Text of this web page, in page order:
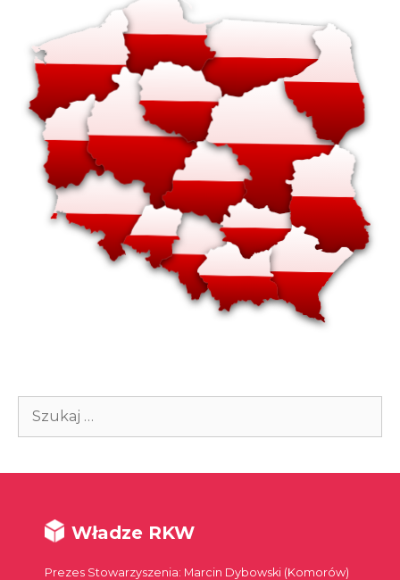
Szukaj:
Władze RKW
Prezes Stowarzyszenia: Marcin Dybowski (Komorów)